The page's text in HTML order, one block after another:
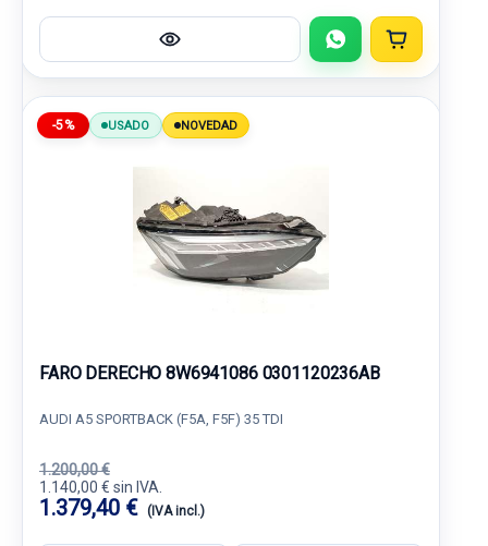
-5% USADO NOVEDAD
FARO DERECHO 8W6941086 0301120236AB
AUDI A5 SPORTBACK (F5A, F5F) 35 TDI
1.200,00 €
1.140,00 € sin IVA.
1.379,40 € (IVA incl.)